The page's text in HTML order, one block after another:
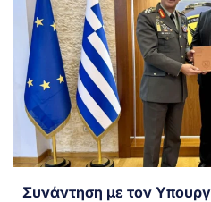
Συνάντηση με τον